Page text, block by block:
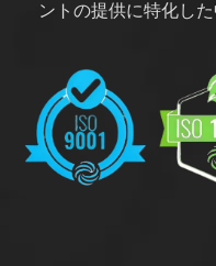
ントの提供に特化し